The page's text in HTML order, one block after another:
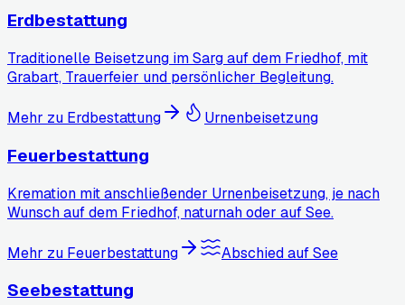
Erdbestattung
Traditionelle Beisetzung im Sarg auf dem Friedhof, mit
Grabart, Trauerfeier und persönlicher Begleitung.
Mehr zu Erdbestattung Urnenbeisetzung
Feuerbestattung
Kremation mit anschließender Urnenbeisetzung, je nach
Wunsch auf dem Friedhof, naturnah oder auf See.
Mehr zu Feuerbestattung Abschied auf See
Seebestattung